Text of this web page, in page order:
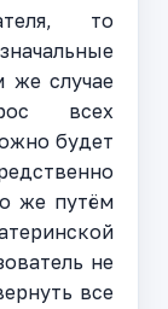
то
же случае
всех
будет
же путём
не
все